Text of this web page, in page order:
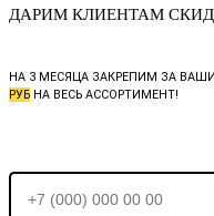
ДАРИМ КЛИЕНТАМ
НА 3 МЕСЯЦА ЗАКРЕПИМ ЗА
РУБ НА ВЕСЬ АССОРТИМЕНТ!